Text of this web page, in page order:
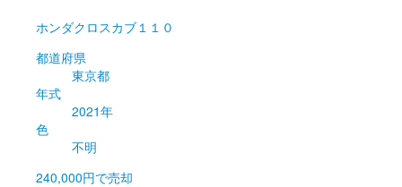
ホンダクロスカブ１１０
都道府県
東京都
年式
2021年
色
不明
240,000円で売却